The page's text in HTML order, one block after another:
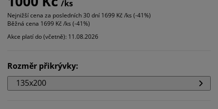
/ks
Nejnižší cena za posledních 30 dní 1699 Kč /ks (-41%)
Běžná cena 1699 Kč /ks (-41%)
Akce platí do (včetně): 11.08.2026
Rozměr přikrývky:
135x200